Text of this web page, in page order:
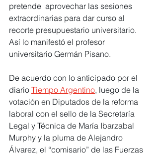
pretende  aprovechar las sesiones
extraordinarias para dar curso al
recorte presupuestario universitario.
Así lo manifestó el profesor
universitario Germán Pisano.
De acuerdo con lo anticipado por el
diario Tiempo Argentino, luego de la
votación en Diputados de la reforma
laboral con el sello de la Secretaría
Legal y Técnica de María Ibarzabal
Murphy y la pluma de Alejandro
Álvarez, el “comisario” de las Fuerzas